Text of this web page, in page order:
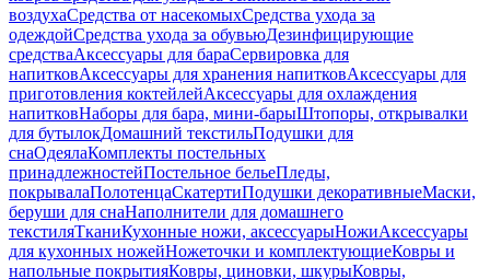
воздухаСредства от насекомыхСредства ухода за
одеждойСредства ухода за обувьюДезинфицирующие
средстваАксессуары для бараСервировка для
напитковАксессуары для хранения напитковАксессуары для
приготовления коктейлейАксессуары для охлаждения
напитковНаборы для бара, мини-барыШтопоры, открывалки
для бутылокДомашний текстильПодушки для
снаОдеялаКомплекты постельных
принадлежностейПостельное бельеПледы,
покрывалаПолотенцаСкатертиПодушки декоративныеМаски,
беруши для снаНаполнители для домашнего
текстиляТканиКухонные ножи, аксессуарыНожиАксессуары
для кухонных ножейНожеточки и комплектующиеКовры и
напольные покрытияКовры, циновки, шкурыКовры,